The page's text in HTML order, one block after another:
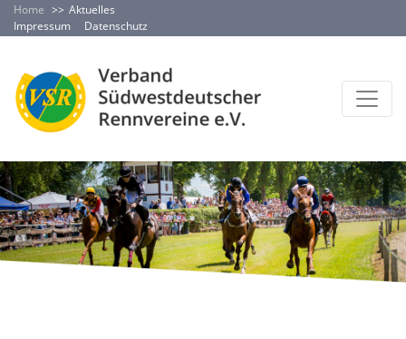
Home
Aktuelles
Impressum
Datenschutz